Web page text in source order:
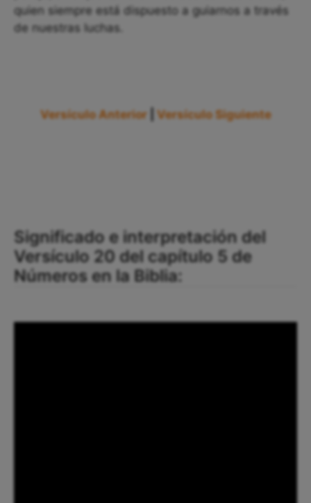
quien siempre está dispuesto a guiarnos a través
de nuestras luchas.
Versículo Anterior Versículo Siguiente
Significado e interpretación del
Versículo 20 del capítulo 5 de
Números en la Biblia: